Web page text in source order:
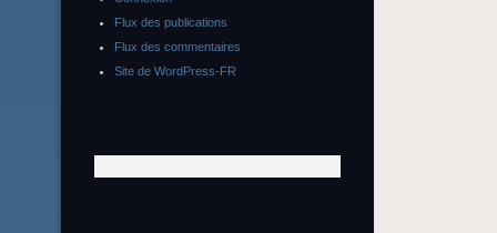
Flux des publications
Flux des commentaires
Site de WordPress-FR